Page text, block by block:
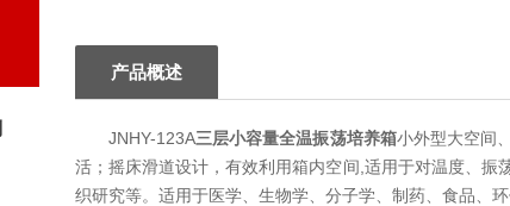
产品概述
JNHY-123A三层小容量全温振荡培养箱小外型大空间
活；摇床滑道设计，有效利用箱内空间,适用于对温度、振
织研究等。适用于医学、生物学、分子学、制药、食品、环